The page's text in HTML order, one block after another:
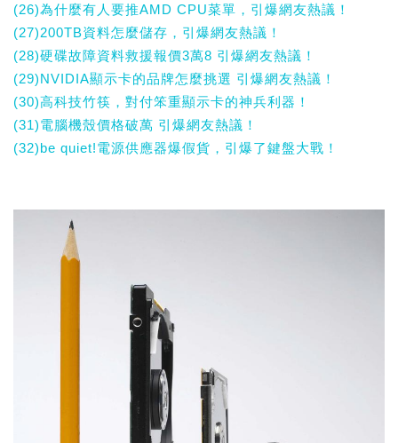
(26)為什麼有人要推AMD CPU菜單，引爆網友熱議！
(27)200TB資料怎麼儲存，引爆網友熱議！
(28)硬碟故障資料救援報價3萬8 引爆網友熱議！
(29)NVIDIA顯示卡的品牌怎麼挑選 引爆網友熱議！
(30)高科技竹筷，對付笨重顯示卡的神兵利器！
(31)電腦機殼價格破萬 引爆網友熱議！
(32)be quiet!電源供應器爆假貨，引爆了鍵盤大戰！